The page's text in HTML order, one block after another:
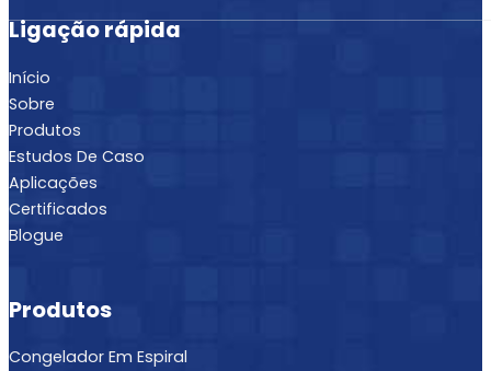
Ligação rápida
Início
Sobre
Produtos
Estudos De Caso
Aplicações
Certificados
Blogue
Produtos
Congelador Em Espiral